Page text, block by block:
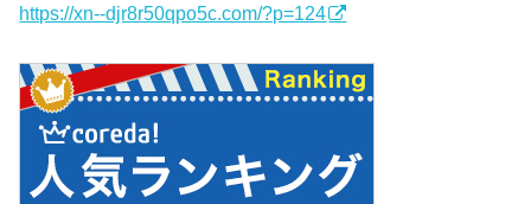
https://xn--djr8r50qpo5c.com/?p=124